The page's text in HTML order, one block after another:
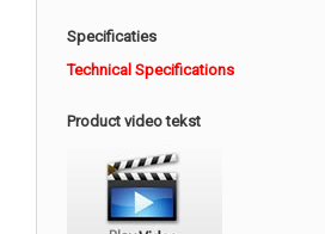
Specificaties
Technical Specifications
Product video tekst